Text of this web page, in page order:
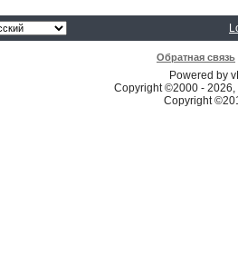
Обратная связь
Powered by
Copyright ©2000 -
Copyright